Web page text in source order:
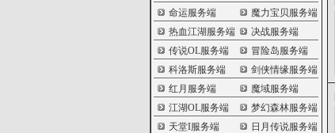
命运服务端
魔力宝贝服务端
热血江湖服务端
决战服务端
传说OL服务端
冒险岛服务端
科洛斯服务端
剑侠情缘服务端
红月服务端
魔域服务端
江湖OL服务端
梦幻森林服务端
天堂I服务端
日月传说服务端